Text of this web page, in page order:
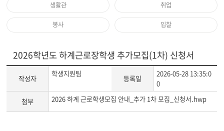
생활관 취업
봉사 입찰
2026학년도 하계근로장학생 추가모집(1차) 신청서
작성자
학생지원팀
등록일
2026-05-28 13:35:0
0
첨부
2026 하계 근로학생모집 안내_추가 1차 모집_신청서.hwp